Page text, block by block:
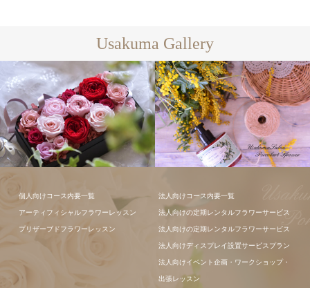
Usakuma Gallery
ンジメント
ンジメント
個人向けコース内要一覧
アーティフィシャルフラワーレッスン
プリザーブドフラワーレッスン
法人向けコース内要一覧
法人向けの定期レンタルフラワーサービス
法人向けの定期レンタルフラワーサービス
法人向けディスプレイ設置サービスプラン
法人向けイベント企画・ワークショップ・
出張レッスン